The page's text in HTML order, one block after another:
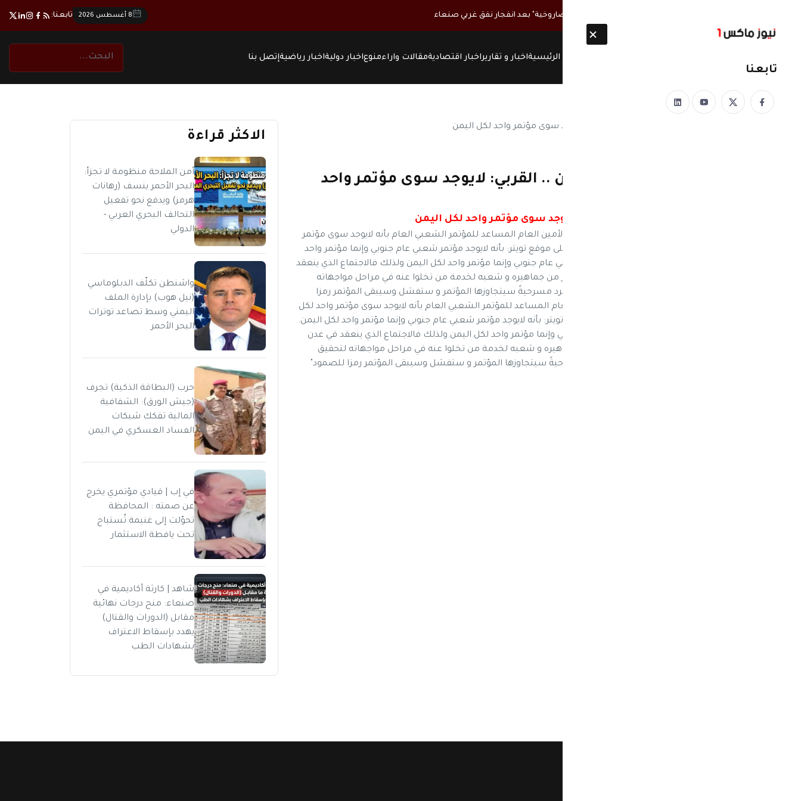
8 أغسطس 2026 تابعنا:
الرئيسيةاخبار و تقاريراخبار اقتصاديةمقالات واراءمنوعاخبار دوليةاخبار رياضيةإتصل بنا
تابعنا
رداً على مؤتمر (هادي) عدن .. القربي: لايوجد سوى مؤتمر واحد
القربي: لايوجد سوى مؤتمر واحد لكل اليمن
نيوز ماكس ون: اكد الدكتور/ ابوبكر القربي الأمين العام المساعد للمؤتمر الشعبي العام بأنه لايوجد سوى مؤتمر
واحد لكل اليمن. وقال القربي في تغريدة له على موقع تويتر: بأنه لايوجد مؤتمر شعبي عام جنوبي وإنما مؤتمر واحد
لكل اليمن. نص التغريدة: "لايوجد مؤتمر شعبي عام جنوبي وإنما مؤتمر واحد لكل اليمن ولذلك فالاجتماع الذي ينعقد
في عدن يمثل محاولة يائسة لإجتثاث المؤتمر من جماهيره و شعبه لخدمة من تخلوا عنه في مراحل مواجهاته
لتحقيق أجنداتهم و مصالحهم . ما يجري مجرد مسرحيةً سيتجاوزها المؤتمر و ستفشل وسيبقى المؤتمر رمزا
للصمود" اكد الدكتور/ ابوبكر القربي الأمين العام المساعد للمؤتمر الشعبي العام بأنه لايوجد سوى مؤتمر واحد لكل
اليمن. وقال القربي في تغريدة له على موقع تويتر: بأنه لايوجد مؤتمر شعبي عام جنوبي وإنما مؤتمر واحد لكل اليمن.
نص التغريدة: "لايوجد مؤتمر شعبي عام جنوبي وإنما مؤتمر واحد لكل اليمن ولذلك فالاجتماع الذي ينعقد في عدن
يمثل محاولة يائسة لإجتثاث المؤتمر من جماهيره و شعبه لخدمة من تخلوا عنه في مراحل مواجهاته لتحقيق
أجنداتهم و مصالحهم . ما يجري مجرد مسرحيةً سيتجاوزها المؤتمر و ستفشل وسيبقى المؤتمر رمزا للصمود"
الاكثر قراءة
أمن الملاحة منظومة لا تجزأ:
البحر الأحمر ينسف (رهانات
هرمز) ويدفع نحو تفعيل
التحالف البحري العربي -
الدولي
واشنطن تكلّف الدبلوماسي
(نيل هوب) بإدارة الملف
اليمني وسط تصاعد توترات
البحر الأحمر
حرب (البطاقة الذكية) تجرف
(جيش الورق): الشفافية
المالية تفكك شبكات
الفساد العسكري في اليمن
في إب | قيادي مؤتمري يخرج
عن صمته : المحافظة
تحوّلت إلى غنيمة تُستباح
تحت يافطة الاستثمار
شاهد | كارثة أكاديمية في
صنعاء: منح درجات نهائية
مقابل (الدورات والقتال)
يهدد بإسقاط الاعتراف
بشهادات الطب